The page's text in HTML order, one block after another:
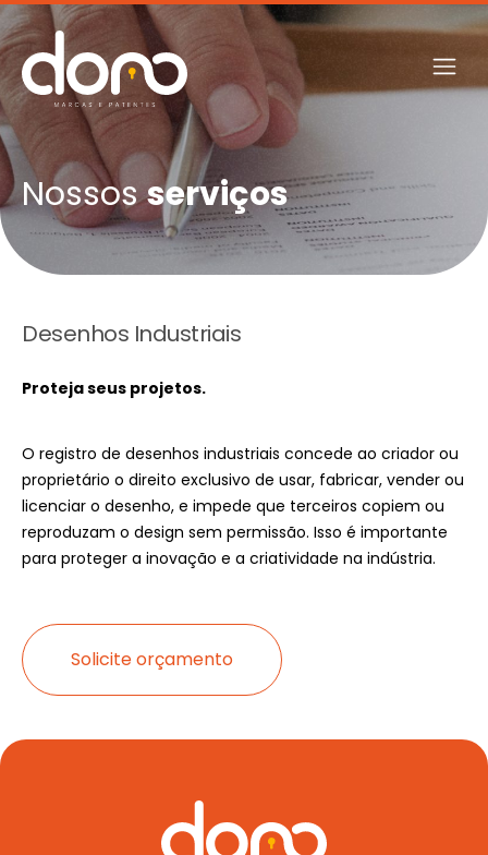
Nossosserviços
Desenhos Industriais
Proteja seus projetos.
O registro de desenhos industriais concede ao criador ou
proprietário o direito exclusivo de usar, fabricar, vender ou
licenciar o desenho, e impede que terceiros copiem ou
reproduzam o design sem permissão. Isso é importante
para proteger a inovação e a criatividade na indústria.
Solicite orçamento